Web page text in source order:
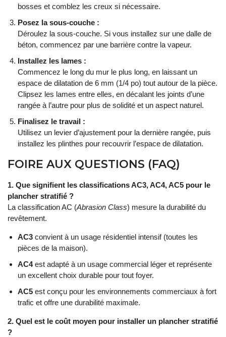
bosses et comblez les creux si nécessaire.
Posez la sous-couche :
Déroulez la sous-couche. Si vous installez sur une dalle de
béton, commencez par une barrière contre la vapeur.
Installez les lames :
Commencez le long du mur le plus long, en laissant un
espace de dilatation de 6 mm (1/4 po) tout autour de la pièce.
Clipsez les lames entre elles, en décalant les joints d’une
rangée à l’autre pour plus de solidité et un aspect naturel.
Finalisez le travail :
Utilisez un levier d’ajustement pour la dernière rangée, puis
installez les plinthes pour recouvrir l’espace de dilatation.
FOIRE AUX QUESTIONS (FAQ)
1. Que signifient les classifications AC3, AC4, AC5 pour le
plancher stratifié ?
La classification AC (Abrasion Class) mesure la durabilité du
revêtement.
AC3 convient à un usage résidentiel intensif (toutes les
pièces de la maison).
AC4est adapté à un usage commercial léger et représente
un excellent choix durable pour tout foyer.
AC5 est conçu pour les environnements commerciaux à fort
trafic et offre une durabilité maximale.
2. Quel est le coût moyen pour installer un plancher stratifié
?